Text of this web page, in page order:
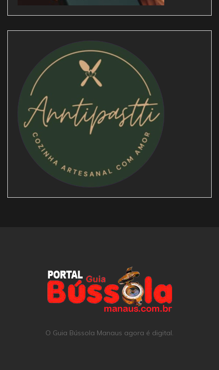
O Guia Bússola Manaus agora é digital.